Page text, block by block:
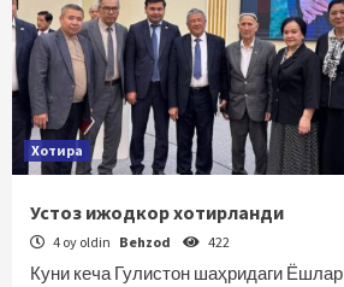
Хотира
Устоз ижодкор хотирланди
4 oy oldin Behzod 422
Куни кеча Гулистон шаҳридаги Ёшлар